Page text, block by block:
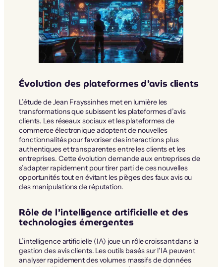
Évolution des plateformes d’avis clients
L’étude de Jean Frayssinhes met en lumière les
transformations que subissent les plateformes d’avis
clients. Les réseaux sociaux et les plateformes de
commerce électronique adoptent de nouvelles
fonctionnalités pour favoriser des interactions plus
authentiques et transparentes entre les clients et les
entreprises. Cette évolution demande aux entreprises de
s’adapter rapidement pour tirer parti de ces nouvelles
opportunités tout en évitant les pièges des faux avis ou
des manipulations de réputation.
Rôle de l’intelligence artificielle et des
technologies émergentes
L’intelligence artificielle (IA) joue un rôle croissant dans la
gestion des avis clients. Les outils basés sur l’IA peuvent
analyser rapidement des volumes massifs de données